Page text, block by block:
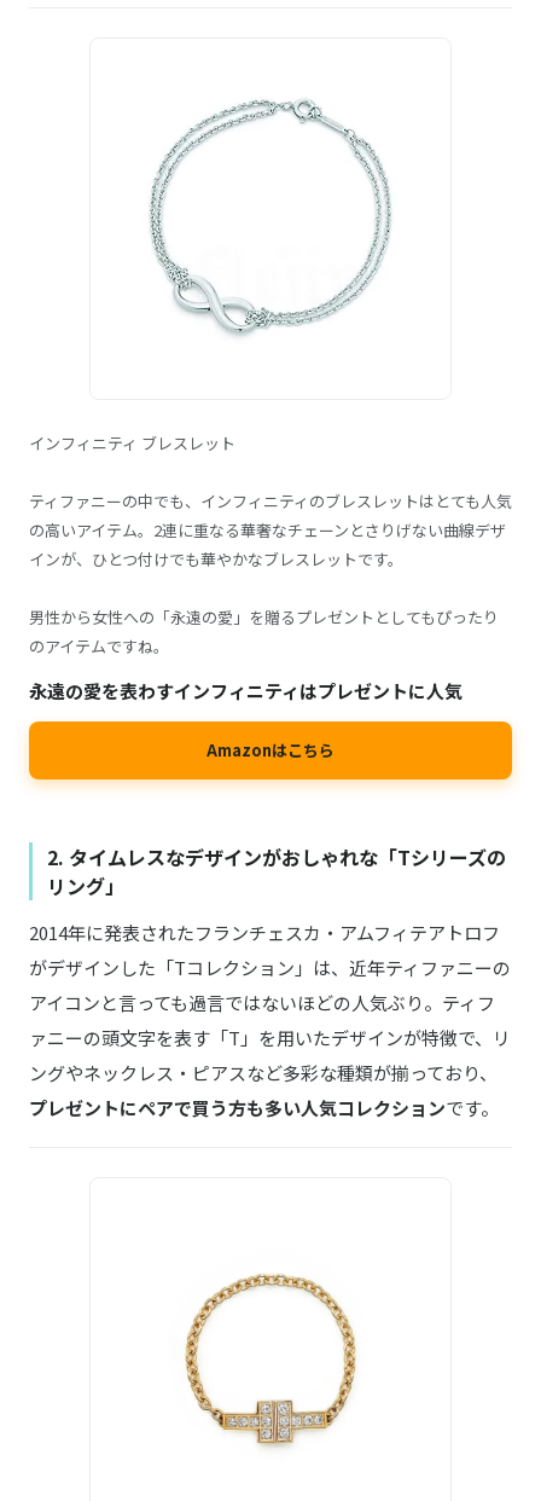
インフィニティ ブレスレット
ティファニーの中でも、インフィニティのブレスレットはとても人気
の高いアイテム。2連に重なる華奢なチェーンとさりげない曲線デザ
インが、ひとつ付けでも華やかなブレスレットです。
男性から女性への「永遠の愛」を贈るプレゼントとしてもぴったり
のアイテムですね。
永遠の愛を表わすインフィニティはプレゼントに人気
Amazonはこちら
2. タイムレスなデザインがおしゃれな「Tシリーズの
リング」
2014年に発表されたフランチェスカ・アムフィテアトロフ
がデザインした「Tコレクション」は、近年ティファニーの
アイコンと言っても過言ではないほどの人気ぶり。ティフ
ァニーの頭文字を表す「T」を用いたデザインが特徴で、リ
ングやネックレス・ピアスなど多彩な種類が揃っており、
プレゼントにペアで買う方も多い人気コレクションです。